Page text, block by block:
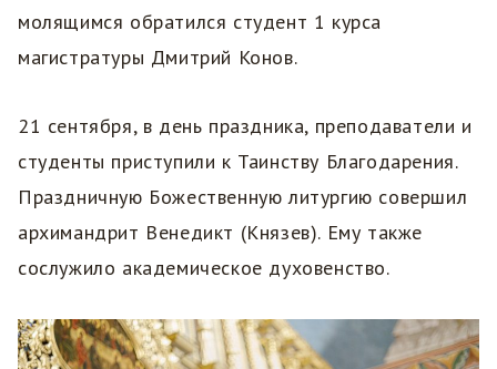
молящимся обратился студент 1 курса
магистратуры Дмитрий Конов.
21 сентября, в день праздника, преподаватели и
студенты приступили к Таинству Благодарения.
Праздничную Божественную литургию совершил
архимандрит Венедикт (Князев). Ему также
сослужило академическое духовенство.